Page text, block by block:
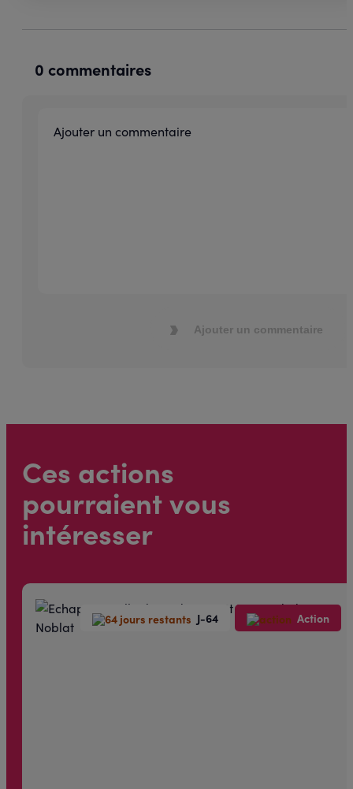
0 commentaires
Ajouter un commentaire
Ces actions
pourraient vous
intéresser
J-64 Action